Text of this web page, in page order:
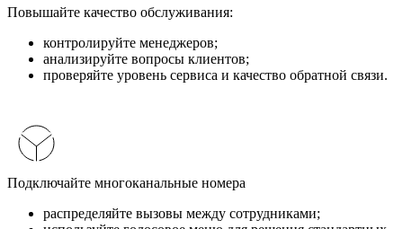
Повышайте качество обслуживания:
контролируйте менеджеров;
анализируйте вопросы клиентов;
проверяйте уровень сервиса и качество обратной связи.
Подключайте многоканальные номера
распределяйте вызовы между сотрудниками;